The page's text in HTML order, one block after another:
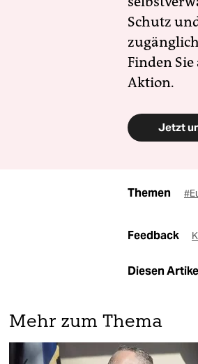
Schutz
Finden
Aktion.
Jetzt
Themen
Feedback
Diesen
Mehr zum Thema